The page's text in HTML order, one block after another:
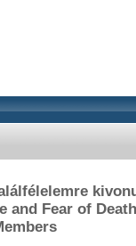
and Fear of